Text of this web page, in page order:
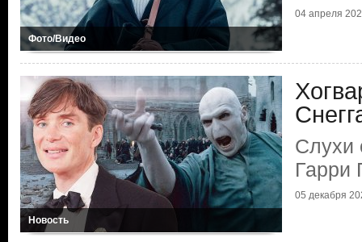
Фото/Видео
04 апреля
Новость
Слухи
Гарри
05 декабря